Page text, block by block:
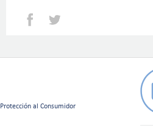
Facebook
al Consumidor